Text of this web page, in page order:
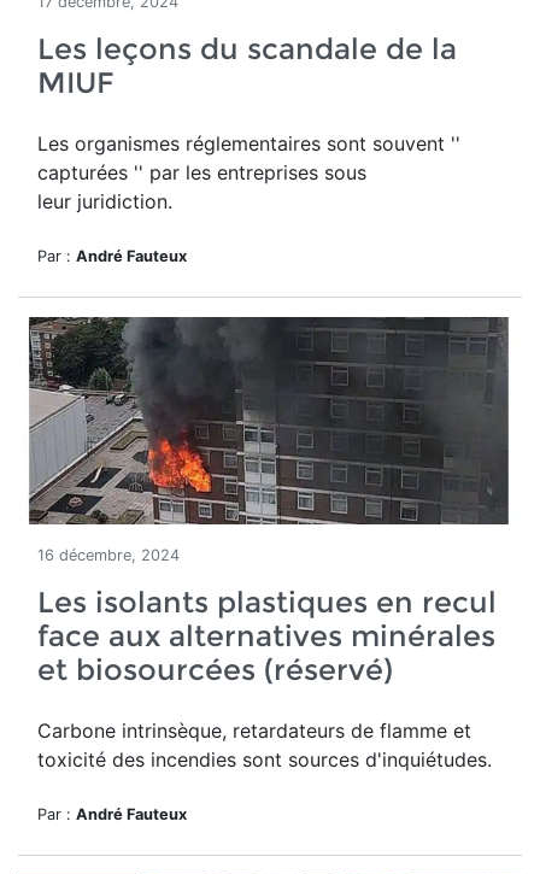
Les leçons du scandale de la
MIUF
Les organismes réglementaires sont souvent ''
capturées '' par les entreprises sous
leur juridiction.
Par : André Fauteux
16 décembre, 2024
Les isolants plastiques en recul
face aux alternatives minérales
et biosourcées (réservé)
Carbone intrinsèque, retardateurs de flamme et
toxicité des incendies sont sources d'inquiétudes.
Par : André Fauteux